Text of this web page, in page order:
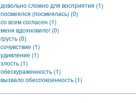
довольно сложно для восприятия (1)
посмеялся (посмеялась) (0)
со всем согласен (1)
меня вдохновило! (0)
грусть (0)
сочувствие (1)
удивление (1)
злость (1)
обескураженность (1)
вызвало обеспокоенность (1)